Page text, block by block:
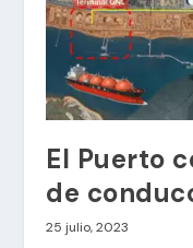
El Puerto
de
25 julio, 2023